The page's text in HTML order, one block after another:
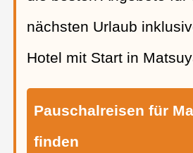
nächsten Urlaub
Hotel mit Start in
Pauschalreisen für
finden